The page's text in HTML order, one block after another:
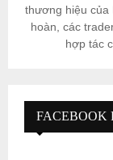
thương hiệu của
hoàn, các
hợp tác
FACEBOOK